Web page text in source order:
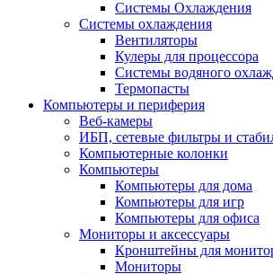
Системы Охлаждения
Системы охлаждения
Вентиляторы
Кулеры для процессора
Системы водяного
Термопасты
Компьютеры и периферия
Веб-камеры
ИБП, сетевые фильтры и
Компьютерные колонки
Компьютеры
Компьютеры для дома
Компьютеры для игр
Компьютеры для офиса
Мониторы и аксессуары
Кронштейны для
Мониторы